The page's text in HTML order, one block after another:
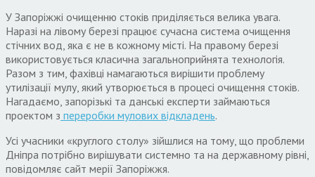
У Запоріжжі очищенню стоків приділяється велика увага.
Наразі на лівому березі працює сучасна система очищення
стічних вод, яка є не в кожному місті. На правому березі
використовується класична загальноприйнята технологія.
Разом з тим, фахівці намагаються вирішити проблему
утилізації мулу, який утворюється в процесі очищення стоків.
Нагадаємо, запорізькі та данські експерти займаються
проектом з переробки мулових відкладень.
Усі учасники «круглого столу» зійшлися на тому, що проблеми
Дніпра потрібно вирішувати системно та на державному рівні,
повідомляє сайт мерії Запоріжжя.